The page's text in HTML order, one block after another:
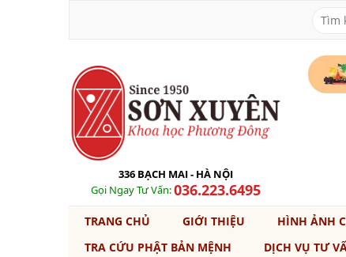
336 BẠCH MAI - HÀ NỘI
Gọi Ngay Tư Vấn:036.223.6495
TRANG CHỦ GIỚI THIỆU HÌNH ẢNH
TRA CỨU PHẬT BẢN MỆNH
DỊCH VỤ TƯ